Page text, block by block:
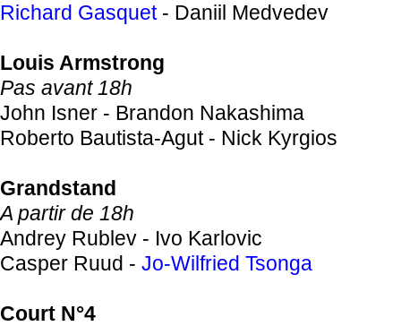
Richard Gasquet - Daniil Medvedev
Louis Armstrong
Pas avant 18h
John Isner - Brandon Nakashima
Roberto Bautista-Agut - Nick Kyrgios
Grandstand
A partir de 18h
Andrey Rublev - Ivo Karlovic
Casper Ruud - Jo-Wilfried Tsonga
Court N°4